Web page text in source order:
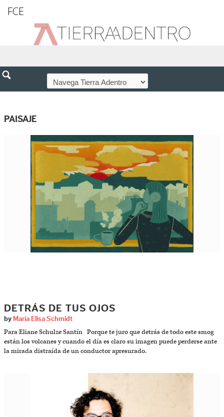
FCE
PAISAJE
DETRÁS DE TUS OJOS
by María Elisa Schmidt
Para Eliane Schulze Santín Porque te juro que detrás de todo este smog
están los volcanes y cuando el día es claro su imagen puede perderse ante
la mirada distraída de un conductor apresurado.